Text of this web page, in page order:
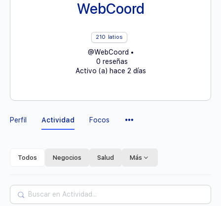
WebCoord
210 latios
@WebCoord •
0 reseñas
Activo (a) hace 2 días
Perfil Actividad Focos
Todos Negocios Salud Más
Buscar